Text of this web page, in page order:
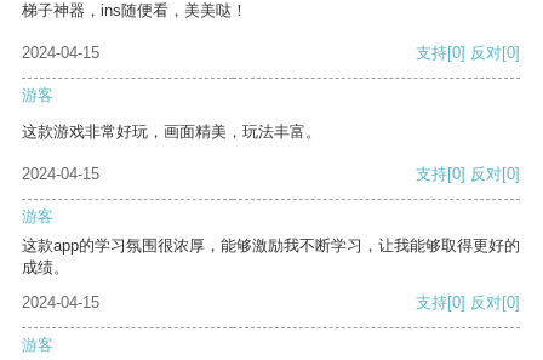
梯子神器，ins随便看，美美哒！
2024-04-15 支持[0] 反对[0]
游客
这款游戏非常好玩，画面精美，玩法丰富。
2024-04-15 支持[0] 反对[0]
游客
这款app的学习氛围很浓厚，能够激励我不断学习，让我能够取得更好的
成绩。
2024-04-15
支持[0] 反对[0]
游客